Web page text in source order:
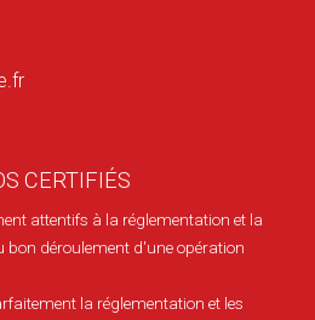
CERTIFIÉS
attentifs à la réglementation et la
déroulement d'une opération
la réglementation et les